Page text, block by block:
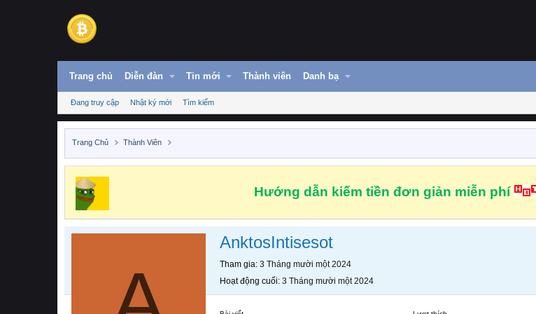
Trang chủ Diễn đàn Tin mới Thành viên Danh bạ
Đang truy cập Nhật ký mới Tìm kiếm
Trang Chủ Thành Viên
Hướng dẫn kiếm tiền đơn giản miễn phí
AnktosIntisesot
Tham gia 3 Tháng mười một 2024
Hoạt động cuối 3 Tháng mười một 2024